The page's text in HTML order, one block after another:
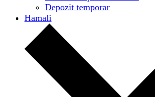
Depozit temporar
Hamali